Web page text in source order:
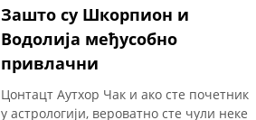
Зашто су Шкорпион и
Водолија међусобно
привлачни
Цонтацт Аутхор Чак и ако сте почетник
у астрологији, вероватно сте чули неке